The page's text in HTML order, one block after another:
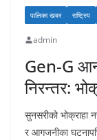
पालिका खबर राष्ट्रिय
admin
Gen-G
निरन्तर:
सुनसरीको भोक्राहा
र आगजनीका